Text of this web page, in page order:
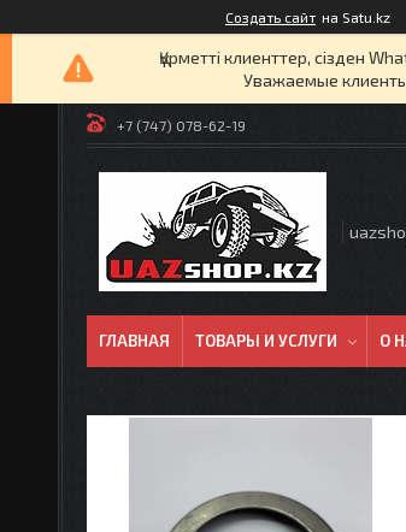
Создать сайт на Satu.kz
Құрметті клиенттер, сізден
Уважаемые
+7 (747) 078-62-19
ГЛАВНАЯ ТОВАРЫ И УСЛУГИ О